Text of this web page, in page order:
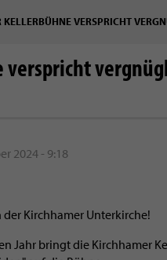
VERSPRICHT
2024 - 9:18
Kirchhamer Unterkirche!
Jahr bringt die Kirchhamer